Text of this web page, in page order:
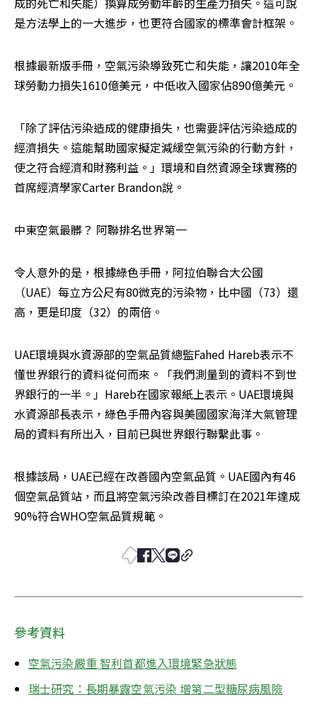
是方法學上的一大進步，也更符合國家的標準會計框架。
根據最新版手冊，空氣污染導致死亡和失能，讓2010年全
球勞動力損失1610億美元，中低收入國家佔890億美元。
「除了評估污染造成的健康損失，也需要評估污染造成的
經濟損失。這能幫助國家擬定減緩空氣污染的行動方針，
使之符合經濟和財務利益。」環境和自然資源全球實務的
首席經濟學家Carter Brandon說。
中東空氣最髒？ 阿聯排名世界第一
令人意外的是，根據綠色手冊，阿拉伯聯合大公國
（UAE）每立方公尺有80微克的污染物，比中國（73）還
高，更是印度（32）的兩倍。
UAE環境與水資源部的空氣品質總監Fahed Hareb表示不
懂世界銀行的資料從何而來。「我們測量到的資料不到世
界銀行的一半。」Hareb在國家報紙上表示。UAE環境與
水資源部長表示，綠色手冊內容與美國國家海洋大氣管理
局的資料有所出入，目前已與世界銀行聯繫此事。
根據該局，UAE已經在改善國內空氣品質。UAE國內有46
個空氣品質站，而且將空氣污染改善目標訂在2021年達成
90%符合WHO空氣品質規範。
參考資料
空氣污染嚴重 智利首都進入環境緊急狀態
瑞士研究：長期暴露空氣污染 增第二型糖尿病風險